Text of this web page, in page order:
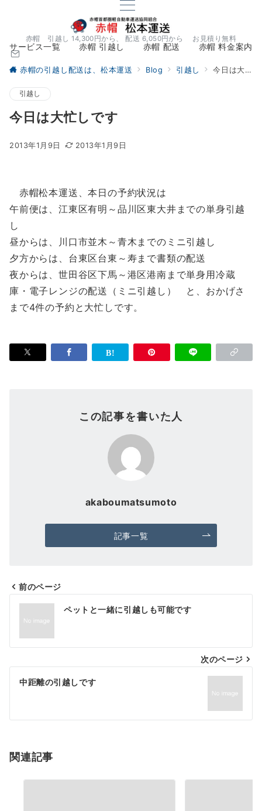
赤帽 引越し 14,300円から、 配送 6,050円から お見積り無料
サービス一覧 赤帽 引越し 赤帽 配送 赤帽 料金案内
赤帽の引越し配送は、松本運送 Blog 引越し 今日は大忙しです
引越し
今日は大忙しです
2013年1月9日 2013年1月9日
赤帽松本運送、本日の予約状況は
午前便は、江東区有明～品川区東大井までの単身引越
し
昼からは、川口市並木～青木までのミニ引越し
夕方からは、台東区台東～寿まで書類の配送
夜からは、世田谷区下馬～港区港南まで単身用冷蔵
庫・電子レンジの配送（ミニ引越し） と、おかげさ
まで4件の予約と大忙しです。
この記事を書いた人
akaboumatsumoto
記事一覧
投
ナ
ビ
ゲ
シ
ン
前のページ
ペットと一緒に引越しも可能です
次のページ
中距離の引越しです
関連記事